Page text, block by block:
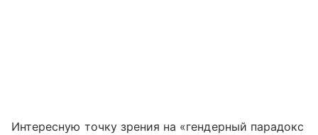
Интересную точку зрения на «гендерный парадокс